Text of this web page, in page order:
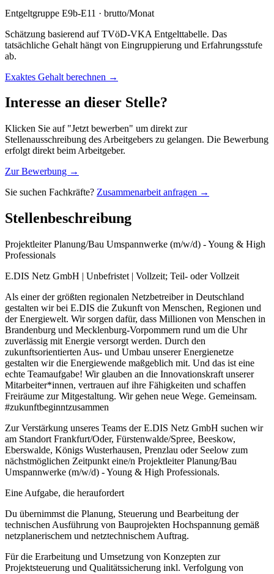
Entgeltgruppe E9b-E11 · brutto/Monat
Schätzung basierend auf TVöD-VKA Entgelttabelle. Das
tatsächliche Gehalt hängt von Eingruppierung und Erfahrungsstufe
ab.
Exaktes Gehalt berechnen →
Interesse an dieser Stelle?
Klicken Sie auf "Jetzt bewerben" um direkt zur
Stellenausschreibung des Arbeitgebers zu gelangen. Die Bewerbung
erfolgt direkt beim Arbeitgeber.
Zur Bewerbung →
Sie suchen Fachkräfte? Zusammenarbeit anfragen →
Stellenbeschreibung
Projektleiter Planung/Bau Umspannwerke (m/w/d) - Young & High
Professionals
E.DIS Netz GmbH | Unbefristet | Vollzeit; Teil- oder Vollzeit
Als einer der größten regionalen Netzbetreiber in Deutschland
gestalten wir bei E.DIS die Zukunft von Menschen, Regionen und
der Energiewelt. Wir sorgen dafür, dass Millionen von Menschen in
Brandenburg und Mecklenburg-Vorpommern rund um die Uhr
zuverlässig mit Energie versorgt werden. Durch den
zukunftsorientierten Aus- und Umbau unserer Energienetze
gestalten wir die Energiewende maßgeblich mit. Und das ist eine
echte Teamaufgabe! Wir glauben an die Innovationskraft unserer
Mitarbeiter*innen, vertrauen auf ihre Fähigkeiten und schaffen
Freiräume zur Mitgestaltung. Wir gehen neue Wege. Gemeinsam.
#zukunftbeginntzusammen
Zur Verstärkung unseres Teams der E.DIS Netz GmbH suchen wir
am Standort Frankfurt/Oder, Fürstenwalde/Spree, Beeskow,
Eberswalde, Königs Wusterhausen, Prenzlau oder Seelow zum
nächstmöglichen Zeitpunkt eine/n Projektleiter Planung/Bau
Umspannwerke (m/w/d) - Young & High Professionals.
Eine Aufgabe, die heraufordert
Du übernimmst die Planung, Steuerung und Bearbeitung der
technischen Ausführung von Bauprojekten Hochspannung gemäß
netzplanerischem und netztechnischem Auftrag.
Für die Erarbeitung und Umsetzung von Konzepten zur
Projektsteuerung und Qualitätssicherung inkl. Verfolgung von